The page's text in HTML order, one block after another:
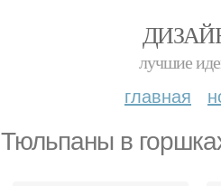
лучшие
главная
Тюльпаны в